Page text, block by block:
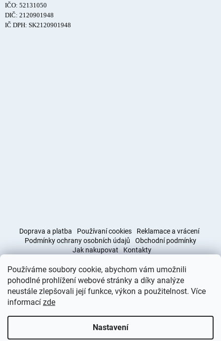
Používáme soubory cookie, abychom vám umožnili
pohodlné prohlížení webové stránky a díky analýze
neustále zlepšovali její funkce, výkon a použitelnost. Více
informací zde
Nastavení
IČO: 52131050
DIČ: 2120901948
IČ DPH: SK2120901948
Doprava a platba Používaní cookies
Reklamace a vrácení
Podmínky ochrany osobních údajů
Obchodní podmínky
Jak nakupovat
Kontakty
Obchodní podmínky Doprava a platba